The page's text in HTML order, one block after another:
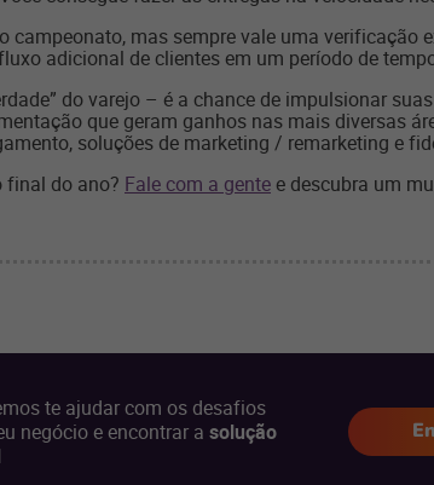
mas sempre vale uma verificação
adicional de clientes em um período de
do varejo – é a chance de impulsionar
que geram ganhos nas mais diversas
soluções de marketing / remarketing e
final do ano? Fale com a gente e descubra um
te ajudar com os desafios
negócio e encontrar a solução